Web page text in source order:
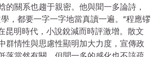
關系也趨于親密。他與聞一多論詩，
，都要一字一字地當真讀一遍。”程應镠
昆明時代，小說銳減而時評激增。散文
群情性與思慮性顯明加大力度，宣傳政